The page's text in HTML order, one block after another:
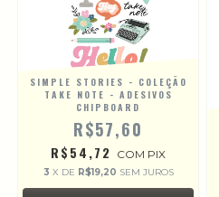
SIMPLE STORIES - COLEÇÃO
TAKE NOTE - ADESIVOS
CHIPBOARD
R$57,60
R$54,72 COM PIX
3 X DE R$19,20 SEM JUROS